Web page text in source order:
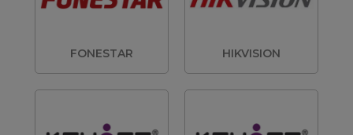
FONESTAR HIKVISION